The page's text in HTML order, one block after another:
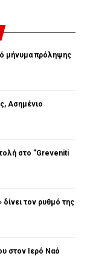
μήνυμα πρόληψης
Ασημένιο
στο ”Greveniti
τον ρυθμό της
στον Ιερό Ναό